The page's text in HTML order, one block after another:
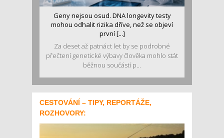
Geny nejsou osud. DNA longevity testy
mohou odhalit rizika dříve, než se objeví
první [...]
Za deset až patnáct let by se podrobné
přečtení genetické výbavy člověka mohlo stát
běžnou součástí p...
CESTOVÁNÍ – TIPY, REPORTÁŽE,
ROZHOVORY: